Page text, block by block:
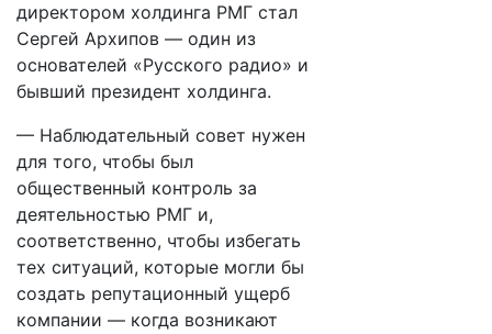
директором холдинга РМГ стал
Сергей Архипов — один из
основателей «Русского радио» и
бывший президент холдинга.
— Наблюдательный совет нужен
для того, чтобы был
общественный контроль за
деятельностью РМГ и,
соответственно, чтобы избегать
тех ситуаций, которые могли бы
создать репутационный ущерб
компании — когда возникают